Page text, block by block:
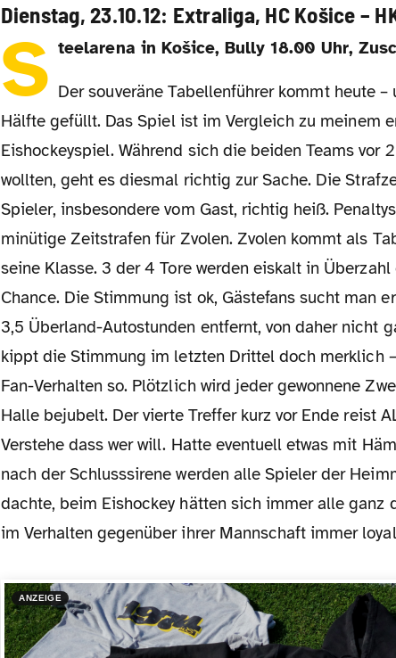
Dienstag, 23.10.12: Extraliga, HC Košice –
S teelarena in Košice, Bully 18.00 Uhr,
Der souveräne Tabellenführer kommt heute – und die Halle ist vielleicht zur
Hälfte gefüllt. Das Spiel ist im Vergleich zu meinem
Eishockeyspiel. Während sich die beiden Teams vor
wollten, geht es diesmal richtig zur Sache. Die
Spieler, insbesondere vom Gast, richtig heiß.
minütige Zeitstrafen für Zvolen. Zvolen kommt als
seine Klasse. 3 der 4 Tore werden eiskalt in
Chance. Die Stimmung ist ok, Gästefans sucht man
3,5 Überland-Autostunden entfernt, von daher nicht
kippt die Stimmung im letzten Drittel doch merklich
Fan-Verhalten so. Plötzlich wird jeder gewonnene
Halle bejubelt. Der vierte Treffer kurz vor Ende reist
Verstehe dass wer will. Hatte eventuell etwas mit
nach der Schlusssirene werden alle Spieler der
dachte, beim Eishockey hätten sich immer alle ganz
im Verhalten gegenüber ihrer Mannschaft immer
ANZEIGE